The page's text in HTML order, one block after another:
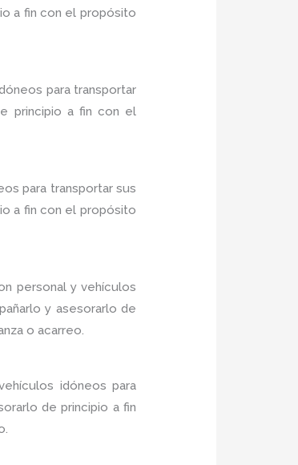
a fin con el propósito
para transportar
principio a fin con el
para transportar sus
a fin con el propósito
personal y vehículos
y asesorarlo de
o acarreo.
idóneos para
de principio a fin